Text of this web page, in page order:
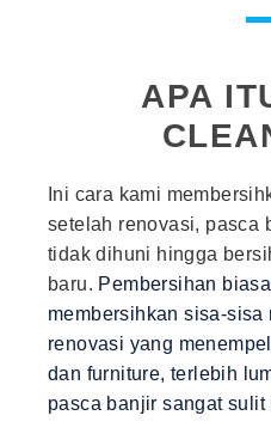
APA
Ini cara kami
setelah renovasi, pasca
tidak dihuni hingga
baru. Pembersihan
membersihkan sisa-sisa
renovasi yang
dan furniture, terlebih
pasca banjir sangat